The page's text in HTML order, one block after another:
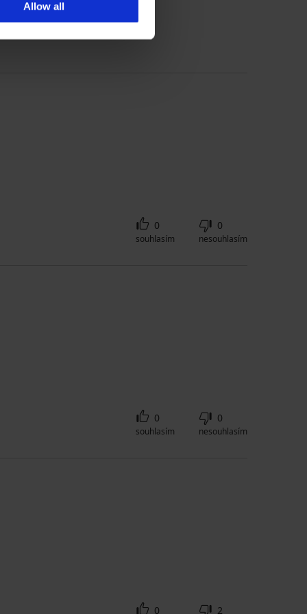
Allow all
0
souhlasím
0
nesouhlasím
0
souhlasím
0
nesouhlasím
0 2